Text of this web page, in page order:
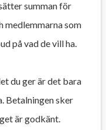
summan för
medlemmarna som
på vad de vill ha.
du ger är det bara
Betalningen sker
är godkänt.